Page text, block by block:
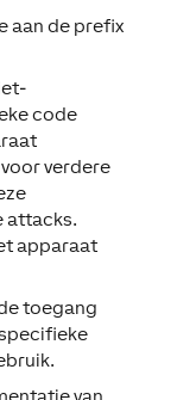
aan de prefix
code
verdere
attacks.
apparaat
toegang